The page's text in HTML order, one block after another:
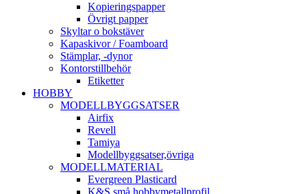
Kopieringspapper
Övrigt papper
Skyltar o bokstäver
Kapaskivor / Foamboard
Stämplar, -dynor
Kontorstillbehör
Etiketter
HOBBY
MODELLBYGGSATSER
Airfix
Revell
Tamiya
Modellbyggsatser,övriga
MODELLMATERIAL
Evergreen Plasticard
K&S små hobbymetallprofil